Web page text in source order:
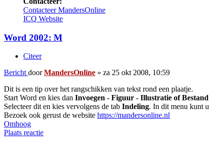
Contacteer MandersOnline
ICQ Website
Word 2002: M
Citeer
Bericht doorMandersOnline » za 25 okt 2008, 10:59
Dit is een tip over het rangschikken van tekst rond een plaatje.
Start Word en kies dan Invoegen - Figuur - Illustratie of Bestand
Selecteer dit en kies vervolgens de tab Indeling. In dit menu kunt u
Bezoek ook gerust de website https://mandersonline.nl
Omhoog
Plaats reactie